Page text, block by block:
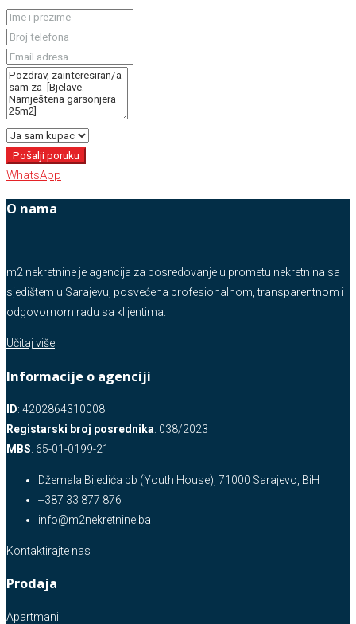
Pošalji poruku
WhatsApp
O nama
m2 nekretnine je agencija za posredovanje u prometu nekretnina sa
sjedištem u Sarajevu, posvećena profesionalnom, transparentnom i
odgovornom radu sa klijentima.
Učitaj više
Informacije o agenciji
ID: 4202864310008
Registarski broj posrednika: 038/2023
MBS: 65-01-0199-21
Džemala Bijedića bb (Youth House), 71000 Sarajevo, BiH
+387 33 877 876
info@m2nekretnine.ba
Kontaktirajte nas
Prodaja
Apartmani